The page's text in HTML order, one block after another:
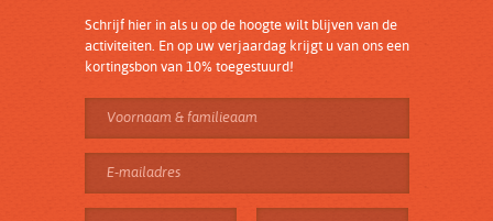
Schrijf hier in als u op de hoogte wilt blijven van de
activiteiten. En op uw verjaardag krijgt u van ons een
kortingsbon van 10% toegestuurd!